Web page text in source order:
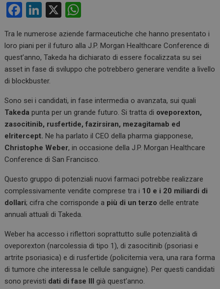
F
ce
b
o
o
k
Li
ke
dI
n
X
at
s
A
p
Tra le numerose aziende farmaceutiche che hanno presentato i
loro piani per il futuro alla J.P. Morgan Healthcare Conference di
quest’anno, Takeda ha dichiarato di essere focalizzata su sei
asset in fase di sviluppo che potrebbero generare vendite a livello
di blockbuster.
Sono sei i candidati, in fase intermedia o avanzata, sui quali
Takeda punta per un grande futuro. Si tratta di oveporexton,
zasocitinib, rusfertide, fazirsiran, mezagitamab ed
elritercept. Ne ha parlato il CEO della pharma giapponese,
Christophe Weber, in occasione della J.P. Morgan Healthcare
Conference di San Francisco.
Questo gruppo di potenziali nuovi farmaci potrebbe realizzare
complessivamente vendite comprese tra i 10 e i 20 miliardi di
dollari; cifra che corrisponde a più di un terzo delle entrate
annuali attuali di Takeda.
Weber ha accesso i riflettori soprattutto sulle potenzialità di
oveporexton (narcolessia di tipo 1), di zasocitinib (psoriasi e
artrite psoriasica) e di rusfertide (policitemia vera, una rara forma
di tumore che interessa le cellule sanguigne). Per questi candidati
sono previsti dati di fase III già quest’anno.